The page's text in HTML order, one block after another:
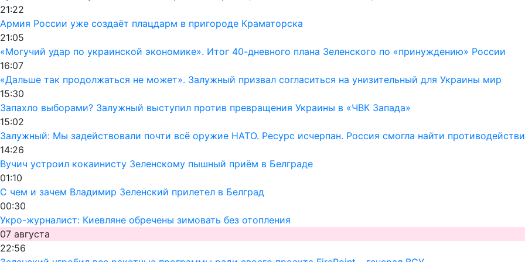
21:22
Армия России уже создаёт плацдарм в пригороде Краматорска
21:05
«Могучий удар по украинской экономике». Итог 40-дневного плана Зеленского по «принуждению» России
16:07
«Дальше так продолжаться не может». Залужный призвал согласиться на унизительный для Украины мир
15:30
Запахло выборами? Залужный выступил против превращения Украины в «ЧВК Запада»
15:02
Залужный: Мы задействовали почти всё оружие НАТО. Ресурс исчерпан. Россия смогла найти
14:26
Вучич устроил кокаинисту Зеленскому пышный приём в Белграде
01:10
С чем и зачем Владимир Зеленский прилетел в Белград
00:30
Укро-журналист: Киевляне обречены зимовать без отопления
07 августа
22:56